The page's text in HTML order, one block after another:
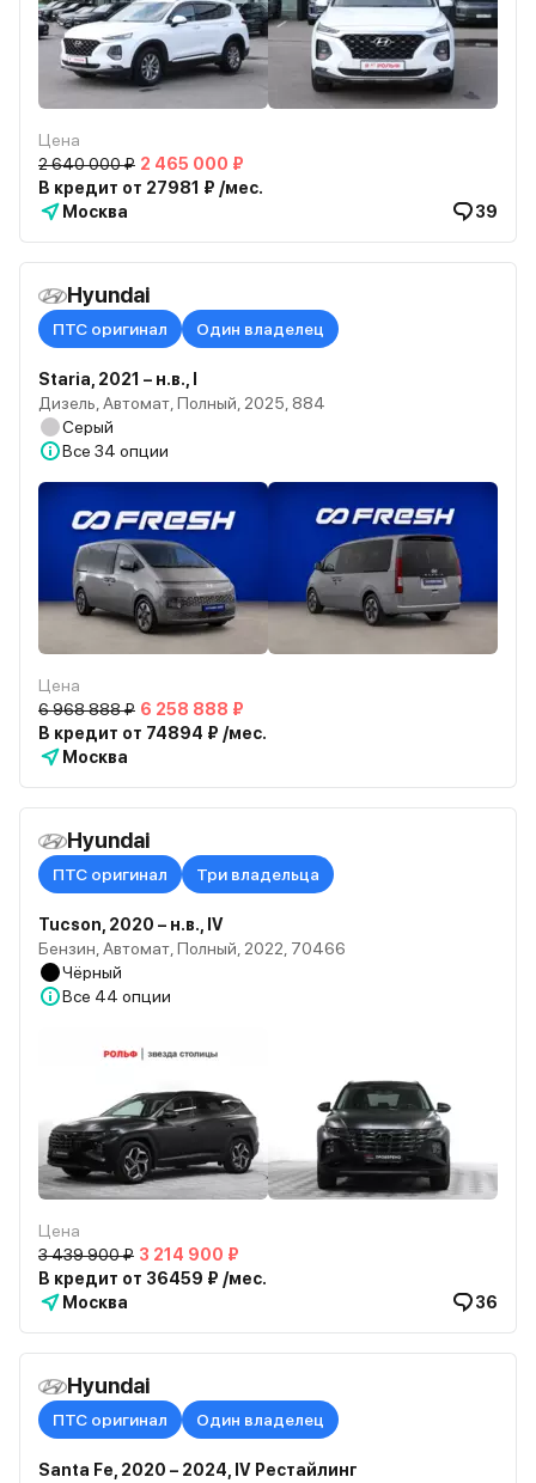
Цена
2 640 000 ₽ 2 465 000 ₽
В кредит от 27981 ₽ /мес.
Москва
39
Hyundai
ПТС оригинал Один владелец
Staria, 2021 – н.в., I
Дизель, Автомат, Полный, 2025, 884
Серый
Все 34 опции
Цена
6 968 888 ₽ 6 258 888 ₽
В кредит от 74894 ₽ /мес.
Москва
Hyundai
ПТС оригинал Три владельца
Tucson, 2020 – н.в., IV
Бензин, Автомат, Полный, 2022, 70466
Чёрный
Все 44 опции
Цена
3 439 900 ₽ 3 214 900 ₽
В кредит от 36459 ₽ /мес.
Москва
36
Hyundai
ПТС оригинал Один владелец
Santa Fe, 2020 – 2024, IV Рестайлинг